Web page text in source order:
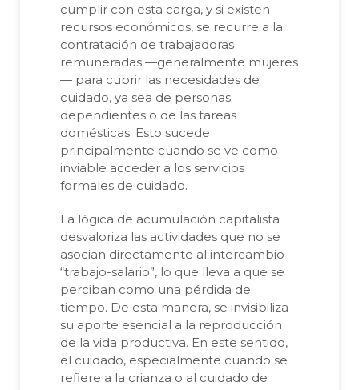
cumplir con esta carga, y si existen
recursos económicos, se recurre a la
contratación de trabajadoras
remuneradas —generalmente mujeres
— para cubrir las necesidades de
cuidado, ya sea de personas
dependientes o de las tareas
domésticas. Esto sucede
principalmente cuando se ve como
inviable acceder a los servicios
formales de cuidado.
La lógica de acumulación capitalista
desvaloriza las actividades que no se
asocian directamente al intercambio
“trabajo-salario”, lo que lleva a que se
perciban como una pérdida de
tiempo. De esta manera, se invisibiliza
su aporte esencial a la reproducción
de la vida productiva. En este sentido,
el cuidado, especialmente cuando se
refiere a la crianza o al cuidado de